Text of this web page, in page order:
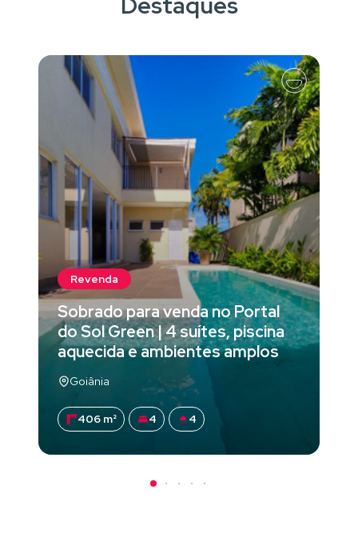
Revenda
Sobrado para venda no Portal
do Sol Green | 4 suítes, piscina
aquecida e ambientes amplos
Goiânia
406 m² 4 4